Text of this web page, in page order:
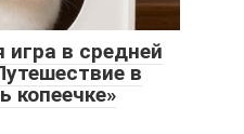
в средней
в
копеечке»